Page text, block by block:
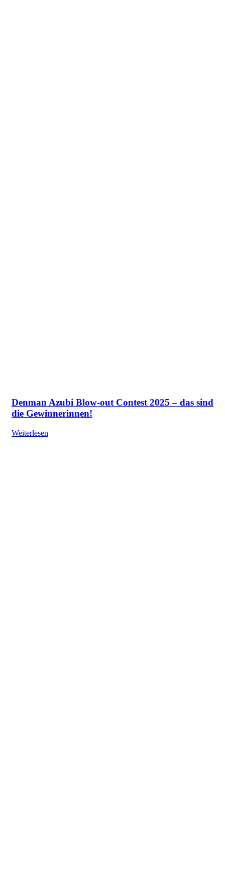
Denman Azubi Blow-out Contest 2025 – das sind
die Gewinnerinnen!
Weiterlesen